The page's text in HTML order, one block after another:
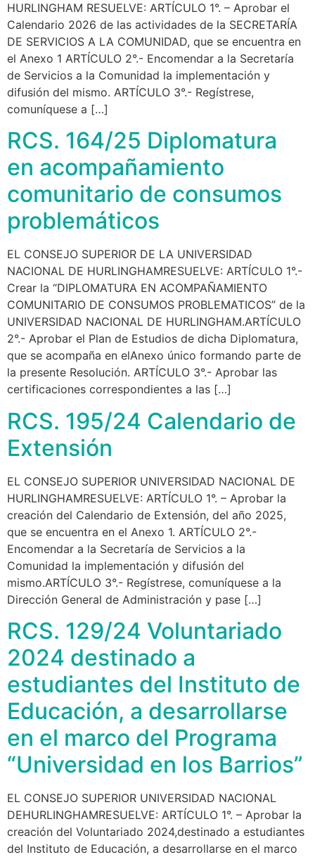
HURLINGHAM RESUELVE: ARTÍCULO 1°. – Aprobar el
Calendario 2026 de las actividades de la SECRETARÍA
DE SERVICIOS A LA COMUNIDAD, que se encuentra en
el Anexo 1 ARTÍCULO 2°.- Encomendar a la Secretaría
de Servicios a la Comunidad la implementación y
difusión del mismo. ARTÍCULO 3°.- Regístrese,
comuníquese a […]
RCS. 164/25 Diplomatura
en acompañamiento
comunitario de consumos
problemáticos
EL CONSEJO SUPERIOR DE LA UNIVERSIDAD
NACIONAL DE HURLINGHAMRESUELVE: ARTÍCULO 1°.-
Crear la “DIPLOMATURA EN ACOMPAÑAMIENTO
COMUNITARIO DE CONSUMOS PROBLEMATICOS” de la
UNIVERSIDAD NACIONAL DE HURLINGHAM.ARTÍCULO
2°.- Aprobar el Plan de Estudios de dicha Diplomatura,
que se acompaña en elAnexo único formando parte de
la presente Resolución. ARTÍCULO 3°.- Aprobar las
certificaciones correspondientes a las […]
RCS. 195/24 Calendario de
Extensión
EL CONSEJO SUPERIOR UNIVERSIDAD NACIONAL DE
HURLINGHAMRESUELVE: ARTÍCULO 1°. – Aprobar la
creación del Calendario de Extensión, del año 2025,
que se encuentra en el Anexo 1. ARTÍCULO 2°.-
Encomendar a la Secretaría de Servicios a la
Comunidad la implementación y difusión del
mismo.ARTÍCULO 3°.- Regístrese, comuníquese a la
Dirección General de Administración y pase […]
RCS. 129/24 Voluntariado
2024 destinado a
estudiantes del Instituto de
Educación, a desarrollarse
en el marco del Programa
“Universidad en los Barrios”
EL CONSEJO SUPERIOR UNIVERSIDAD NACIONAL
DEHURLINGHAMRESUELVE: ARTÍCULO 1°. – Aprobar la
creación del Voluntariado 2024,destinado a estudiantes
del Instituto de Educación, a desarrollarse en el marco